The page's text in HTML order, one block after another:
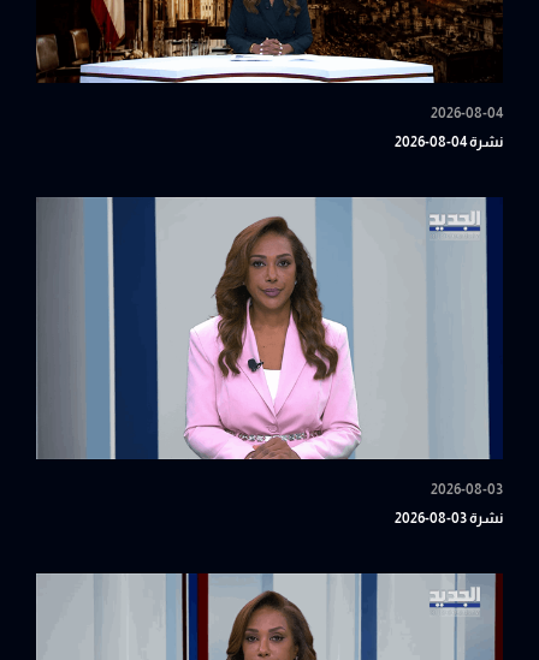
2026-08-04
نشرة 04-08-2026
2026-08-03
نشرة 03-08-2026